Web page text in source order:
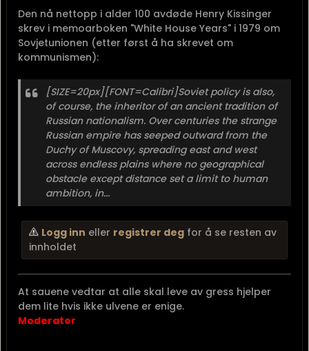
Den nå nettopp i alder 100 avdøde Henry Kissinger
skrev i memoarboken "White House Years" i 1979 om
Sovjetunionen (etter først å ha skrevet om
kommunismen):
[SIZE=20px][FONT=Calibri]Soviet policy is also,
of course, the inheritor of an ancient tradition of
Russian nationalism. Over centuries the strange
Russian empire has seeped outward from the
Duchy of Muscovy, spreading east and west
across endless plains where no geographical
obstacle except distance set a limit to human
ambition, in...
Logg inn eller registrer deg for å se resten av
innholdet
At sauene vedtar at alle skal leve av gress hjelper
dem lite hvis ikke ulvene er enige.
Moderator